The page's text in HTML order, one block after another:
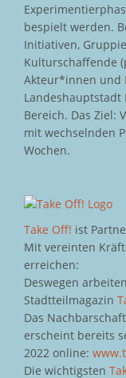
bespielt werden.
Initiativen,
Kulturschaffende
Akteur*innen und
Landeshauptstadt
Bereich. Das Ziel:
mit wechselnden
Wochen.
Take Off! ist
Mit vereinten
erreichen:
Deswegen
Stadtteilmagazin
Das
erscheint bereits
2022 online:
Die wichtigsten